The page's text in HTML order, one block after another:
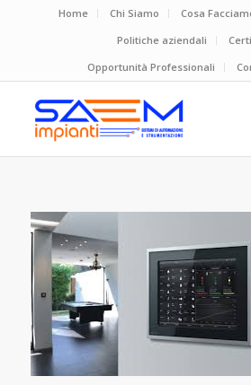
Home Chi Siamo Cosa
Politiche aziendali
Opportunità Professionali